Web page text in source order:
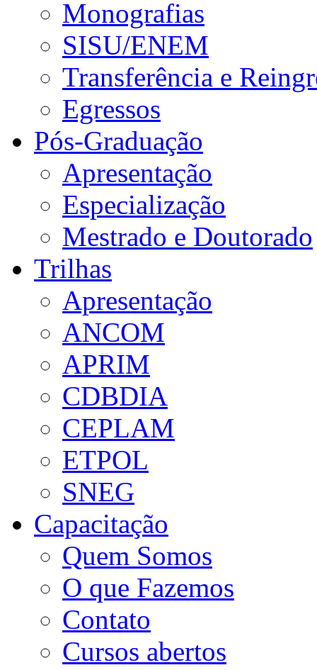
Monografias
SISU/ENEM
Transferência e
Egressos
Pós-Graduação
Apresentação
Especialização
Mestrado e Doutorado
Trilhas
Apresentação
ANCOM
APRIM
CDBDIA
CEPLAM
ETPOL
SNEG
Capacitação
Quem Somos
O que Fazemos
Contato
Cursos abertos